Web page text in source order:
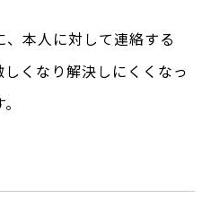
本人に対して連絡する
くなり解決しにくくなっ